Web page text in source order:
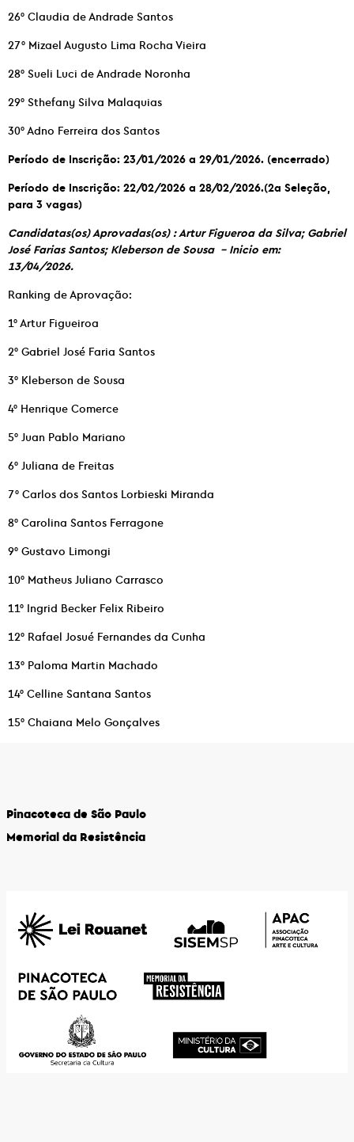
26° Claudia de Andrade Santos
27° Mizael Augusto Lima Rocha Vieira
28° Sueli Luci de Andrade Noronha
29° Sthefany Silva Malaquias
30° Adno Ferreira dos Santos
Período de Inscrição: 23/01/2026 a 29/01/2026. (encerrado)
Período de Inscrição: 22/02/2026 a 28/02/2026.(2a Seleção,
para 3 vagas)
Candidatas(os) Aprovadas(os) : Artur Figueroa da Silva; Gabriel
José Farias Santos; Kleberson de Sousa – Inicio em:
13/04/2026.
Ranking de Aprovação:
1° Artur Figueiroa
2° Gabriel José Faria Santos
3° Kleberson de Sousa
4° Henrique Comerce
5° Juan Pablo Mariano
6° Juliana de Freitas
7° Carlos dos Santos Lorbieski Miranda
8° Carolina Santos Ferragone
9° Gustavo Limongi
10° Matheus Juliano Carrasco
11° Ingrid Becker Felix Ribeiro
12° Rafael Josué Fernandes da Cunha
13° Paloma Martin Machado
14° Celline Santana Santos
15° Chaiana Melo Gonçalves
Pinacoteca de São Paulo
Memorial da Resistência